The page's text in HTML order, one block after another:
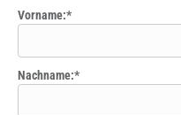
Vorname:*
Nachname:*